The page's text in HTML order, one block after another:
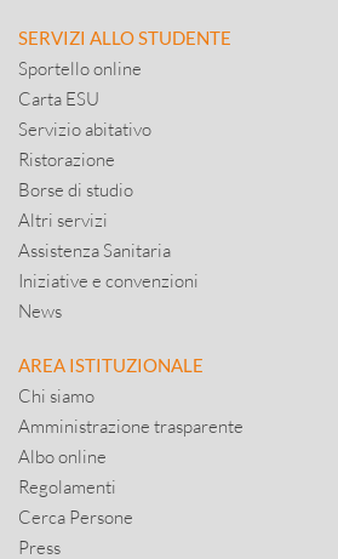
SERVIZI ALLO STUDENTE
Sportello online
Carta ESU
Servizio abitativo
Ristorazione
Borse di studio
Altri servizi
Assistenza Sanitaria
Iniziative e convenzioni
News
AREA ISTITUZIONALE
Chi siamo
Amministrazione trasparente
Albo online
Regolamenti
Cerca Persone
Press